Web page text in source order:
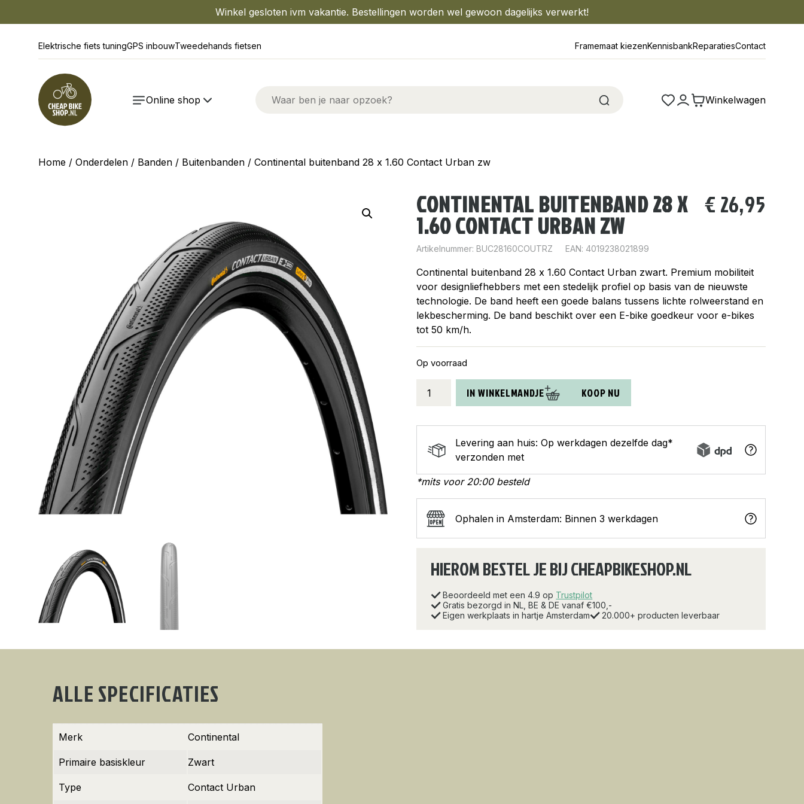
Winkel gesloten ivm vakantie. Bestellingen worden wel gewoon dagelijks verwerkt!
Elektrische fiets tuningGPS inbouwTweedehands fietsen Framemaat kiezenKennisbankReparatiesContact
Online shop Winkelwagen
Home / Onderdelen / Banden / Buitenbanden / Continental buitenband 28 x 1.60 Contact Urban zw
CONTINENTAL BUITENBAND 28 X
1.60 CONTACT URBAN ZW
€ 26,95
Artikelnummer: BUC28160COUTRZ EAN: 4019238021899
Continental buitenband 28 x 1.60 Contact Urban zwart. Premium mobiliteit
voor designliefhebbers met een stedelijk profiel op basis van de nieuwste
technologie. De band heeft een goede balans tussens lichte rolweerstand en
lekbescherming. De band beschikt over een E-bike goedkeur voor e-bikes
tot 50 km/h.
Op voorraad
buitenband
x
1.60
Contact
Urban
zw
aantal
IN WINKELMANDJE KOOP NU
Levering aan huis: Op werkdagen dezelfde dag*
verzonden met
*mits voor 20:00 besteld
Ophalen in Amsterdam: Binnen 3 werkdagen
HIEROM BESTEL JE BIJ CHEAPBIKESHOP.NL
Beoordeeld met een 4.9 op Trustpilot
Gratis bezorgd in NL, BE & DE vanaf €100,-
Eigen werkplaats in hartje Amsterdam
20.000+ producten leverbaar
ALLE SPECIFICATIES
Merk Continental
Primaire basiskleur Zwart
Type Contact Urban